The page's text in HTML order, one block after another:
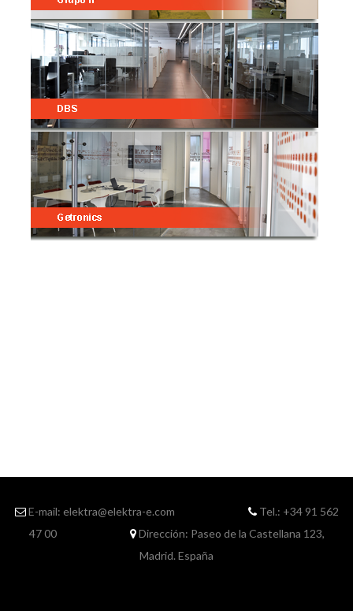
E-mail: elektra@elektra-e.com
Tel.: +34 91 562
47 00
Dirección: Paseo de la Castellana 123,
Madrid. España